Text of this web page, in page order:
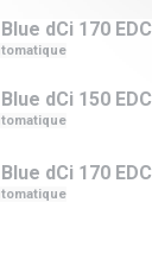
dCi 170 EDC
dCi 150 EDC
dCi 170 EDC